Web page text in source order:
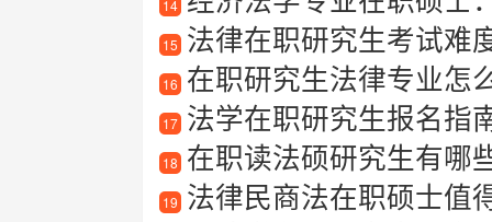
14
15 法律在职研究生考试难
16 在职研究生法律专业怎
17 法学在职研究生报名指
18 在职读法硕研究生有哪
19 法律民商法在职硕士值